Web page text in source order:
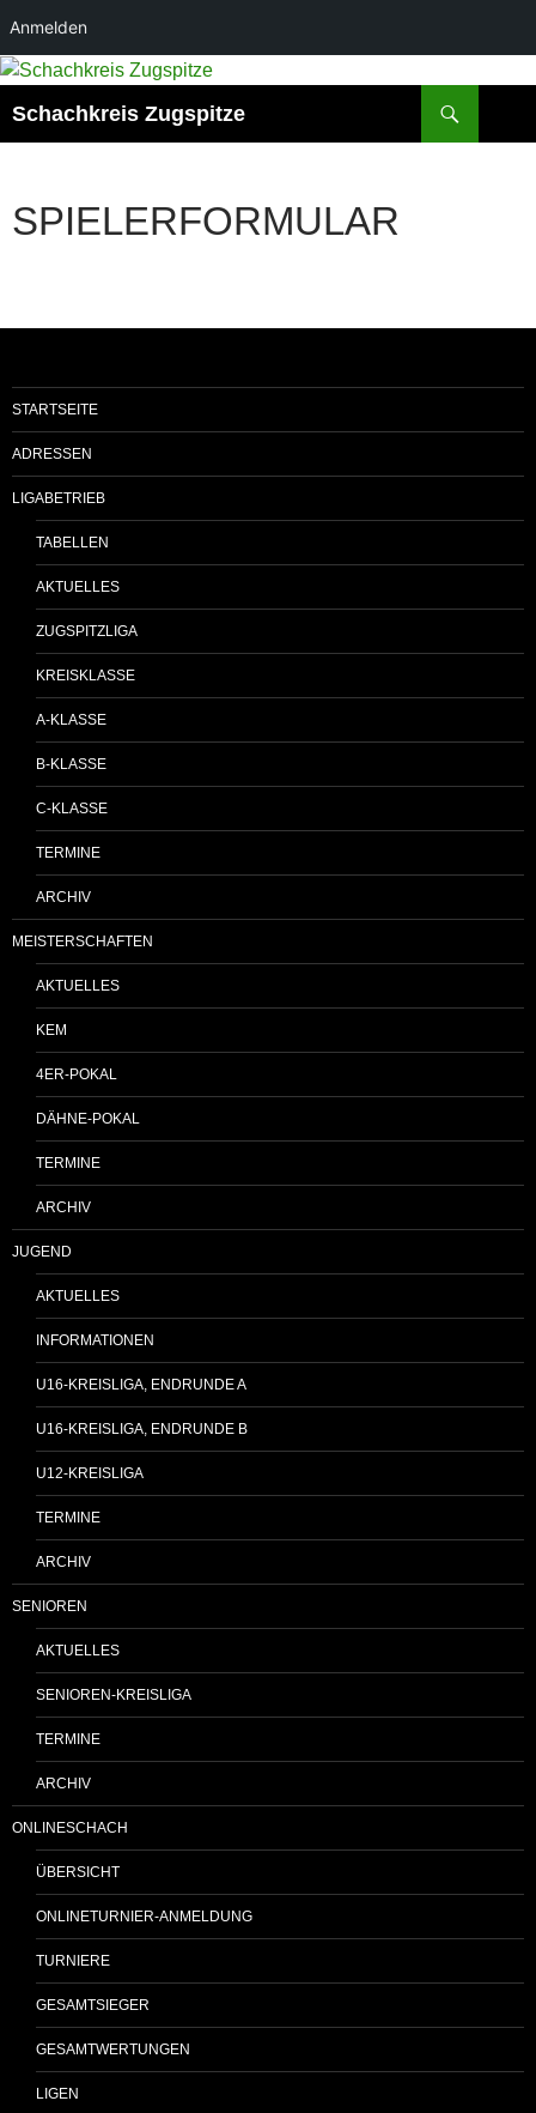
Anmelden
Zum
springen
Schachkreis Zugspitze
SPIELERFORMULAR
STARTSEITE
ADRESSEN
LIGABETRIEB
TABELLEN
AKTUELLES
ZUGSPITZLIGA
KREISKLASSE
A-KLASSE
B-KLASSE
C-KLASSE
TERMINE
ARCHIV
MEISTERSCHAFTEN
AKTUELLES
KEM
4ER-POKAL
DÄHNE-POKAL
TERMINE
ARCHIV
JUGEND
AKTUELLES
INFORMATIONEN
U16-KREISLIGA, ENDRUNDE A
U16-KREISLIGA, ENDRUNDE B
U12-KREISLIGA
TERMINE
ARCHIV
SENIOREN
AKTUELLES
SENIOREN-KREISLIGA
TERMINE
ARCHIV
ONLINESCHACH
ÜBERSICHT
ONLINETURNIER-ANMELDUNG
TURNIERE
GESAMTSIEGER
GESAMTWERTUNGEN
LIGEN